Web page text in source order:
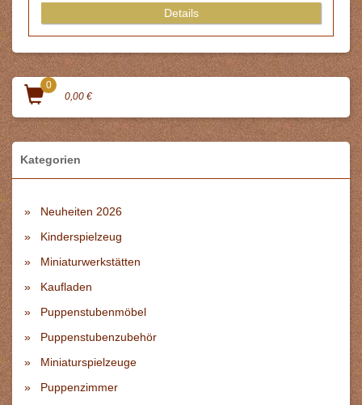
Details
0
0,00 €
Kategorien
Neuheiten 2026
Kinderspielzeug
Miniaturwerkstätten
Kaufladen
Puppenstubenmöbel
Puppenstubenzubehör
Miniaturspielzeuge
Puppenzimmer